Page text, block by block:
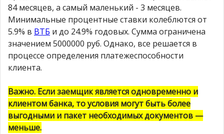
84 месяцев, а самый маленький - 3 месяцев.
Минимальные процентные ставки колеблются от
5.9% в ВТБ и до 24.9% годовых. Сумма ограничена
значением 5000000 руб. Однако, все решается в
процессе определения платежеспособности
клиента.
Важно. Если заемщик является одновременно и
клиентом банка, то условия могут быть более
выгодными и пакет необходимых документов —
меньше.